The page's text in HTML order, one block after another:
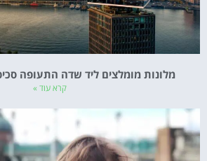
מלונות מומלצים ליד שדה התעופה
קרא עוד »